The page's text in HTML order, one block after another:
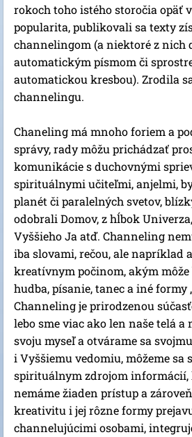
rokoch toho istého storočia opäť
popularita, publikovali sa texty
channelingom (a niektoré z nich
automatickým písmom či
automatickou kresbou). Zrodila
channelingu.
Chaneling má mnoho foriem a
správy, rady môžu prichádzať
komunikácie s duchovnými
spirituálnymi učiteľmi, anjelmi,
planét či paralelných svetov,
odobrali Domov, z hĺbok
Vyššieho Ja atď. Channeling
iba slovami, rečou, ale napríklad
kreatívnym počinom, akým môže
hudba, písanie, tanec a iné formy
Channeling je prirodzenou
lebo sme viac ako len naše telá
svoju myseľ a otvárame sa
i Vyššiemu vedomiu, môžeme sa
spirituálnym zdrojom
nemáme žiaden prístup a
kreativitu i jej rôzne formy
channelujúcimi osobami,